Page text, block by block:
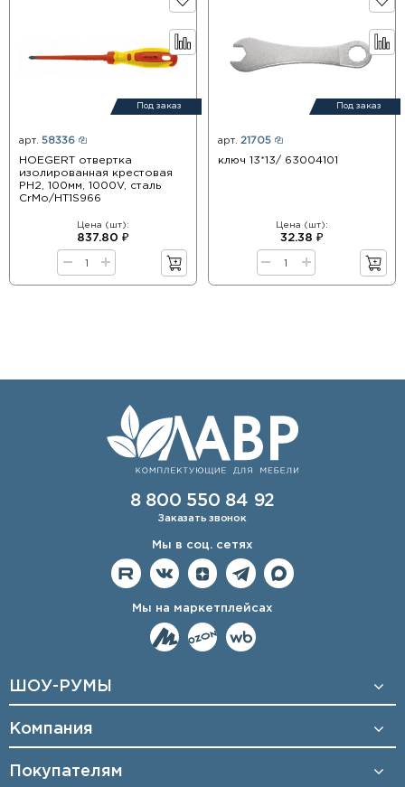
Под заказ
арт. 58336
HOEGERT отвертка
изолированная крестовая
PH2, 100мм, 1000V, сталь
CrMo/HT1S966
Цена (шт):
837.80 ₽
Под заказ
арт. 21705
ключ 13*13/ 63004101
Цена (шт):
32.38 ₽
8 800 550 84 92
Заказать звонок
Мы в соц. сетях
Мы на маркетплейсах
ШОУ-РУМЫ
Компания
Покупателям